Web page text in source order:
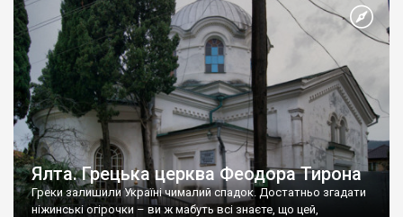
Ялта. Грецька церква Феодора Тирона
Греки залишили Україні чималий спадок. Достатньо згадати
ніжинські огірочки – ви ж мабуть всі знаєте, що цей,